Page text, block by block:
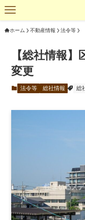
ホーム 不動産情報 法令等
【総社情報
変更
法令等 総社情報 総